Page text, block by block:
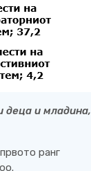
деца и младина,
ранг